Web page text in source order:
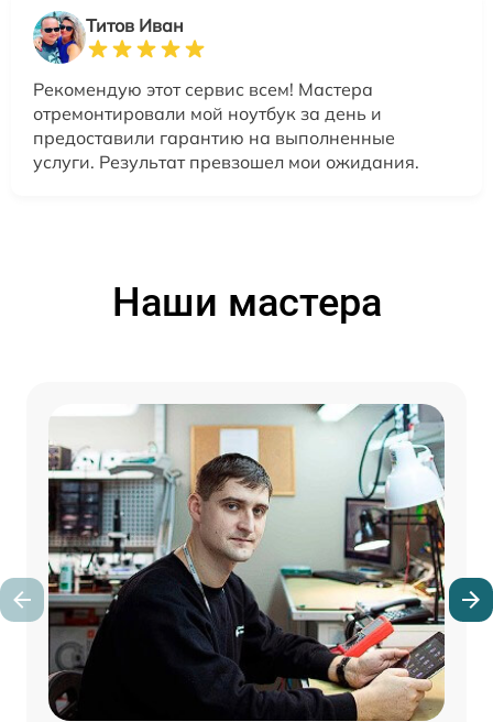
Титов Иван
Рекомендую этот сервис всем! Мастера
отремонтировали мой ноутбук за день и
предоставили гарантию на выполненные
услуги. Результат превзошел мои ожидания.
Наши мастера